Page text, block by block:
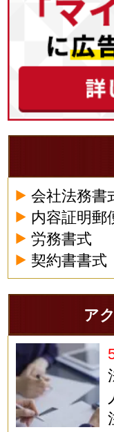
会社法務書
内容証明郵
労務書式
契約書書式
ア